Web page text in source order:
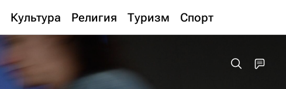
Культура Религия Туризм Спорт